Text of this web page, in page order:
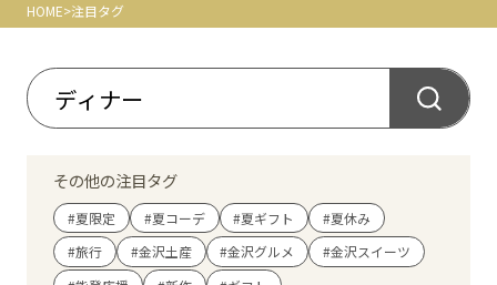
Rinto
あんと西
レストラン・カフェ
ショップニュース
HOME 注目タグ
その他の注目タグ
#夏限定 #夏コーデ #夏ギフト
#夏休み
#旅行
#金沢土産 #金沢グルメ
#金沢スイーツ